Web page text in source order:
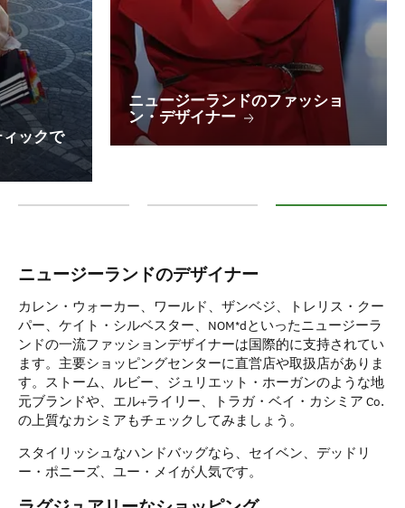
ックで
ニュージーランドのファッショ
ン・デザイナー
ニュージーランドのデザイナー
カレン・ウォーカー、ワールド、ザンベジ、トレリス・クー
パー、ケイト・シルベスター、NOM*dといったニュージーラ
ンドの一流ファッションデザイナーは国際的に支持されてい
ます。主要ショッピングセンターに直営店や取扱店がありま
す。ストーム、ルビー、ジュリエット・ホーガンのような地
元ブランドや、エル+ライリー、トラガ・ベイ・カシミア Co.
の上質なカシミアもチェックしてみましょう。
スタイリッシュなハンドバッグなら、セイベン、デッドリ
ー・ポニーズ、ユー・メイが人気です。